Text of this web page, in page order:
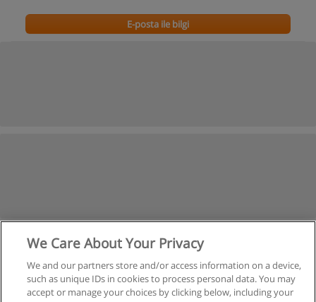
E-posta ile bilgi
We Care About Your Privacy
We and our partners store and/or access information on a device,
such as unique IDs in cookies to process personal data. You may
accept or manage your choices by clicking below, including your